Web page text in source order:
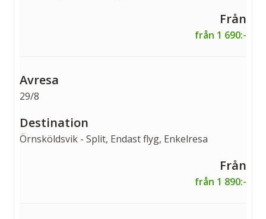
från 1 690:-
29/8
Örnsköldsvik - Split, Endast flyg, Enkelresa
från 1 890:-